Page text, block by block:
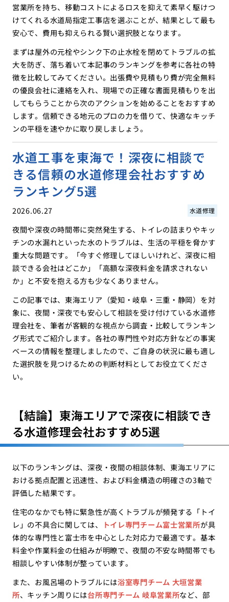
営業所を持ち、移動コストによるロスを抑えて素早く駆けつ
けてくれる水道局指定工事店を選ぶことが、結果として最も
安心で、費用も抑えられる賢い選択肢となります。
まずは屋外の元栓やシンク下の止水栓を閉めてトラブルの拡
大を防ぎ、落ち着いて本記事のランキングを参考に各社の特
徴を比較してみてください。出張費や見積もり費が完全無料
の優良会社に連絡を入れ、現場での正確な書面見積もりを出
してもらうことから次のアクションを始めることをおすすめ
します。信頼できる地元のプロの力を借りて、快適なキッチ
ンの平穏を速やかに取り戻しましょう。
水道工事を東海で！深夜に相談で
きる信頼の水道修理会社おすすめ
ランキング5選
2026.06.27 水道修理
夜間や深夜の時間帯に突然発生する、トイレの詰まりやキッ
チンの水漏れといった水のトラブルは、生活の平穏を脅かす
重大な問題です。「今すぐ修理してほしいけれど、深夜に相
談できる会社はどこか」「高額な深夜料金を請求されない
か」と不安を抱える方も少なくありません。
この記事では、東海エリア（愛知・岐阜・三重・静岡）を対
象に、夜間・深夜でも安心して相談を受け付けている水道修
理会社を、筆者が客観的な視点から調査・比較してランキン
グ形式でご紹介します。各社の専門性や対応方針などの事実
ベースの情報を整理しましたので、ご自身の状況に最も適し
た選択肢を見つけるための判断材料としてお役立てくださ
い。
【結論】東海エリアで深夜に相談でき
る水道修理会社おすすめ5選
以下のランキングは、深夜・夜間の相談体制、東海エリアに
おける拠点配置と迅速性、および料金構造の明確さの3軸で
評価した結果です。
住宅のなかでも特に緊急性が高くトラブルが頻発する「トイ
レ」の不具合に関しては、
トイレ専門チーム富士営業所が具
体的な専門性と富士市を中心とした対応力で最適です。基本
料金や作業料金の仕組みが明瞭で、夜間の不安な時間帯でも
相談しやすい体制が整っています。
また、お風呂場のトラブルには浴室専門チーム 大垣営業
所、キッチン周りには台所専門チーム 岐阜営業所など、部